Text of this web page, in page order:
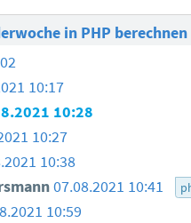
in PHP berechnen
10:17
10:28
10:27
10:38
07.08.2021 10:41
10:59